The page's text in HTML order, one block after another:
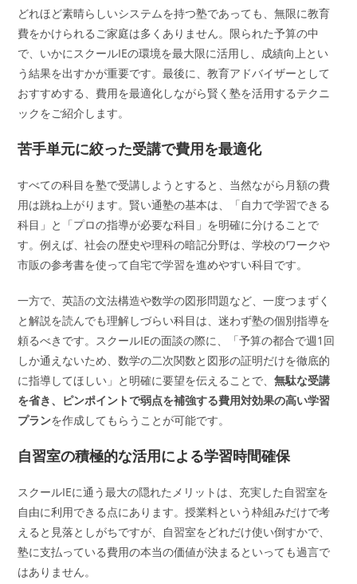
どれほど素晴らしいシステムを持つ塾であっても、無限に教育
費をかけられるご家庭は多くありません。限られた予算の中
で、いかにスクールIEの環境を最大限に活用し、成績向上とい
う結果を出すかが重要です。最後に、教育アドバイザーとして
おすすめする、費用を最適化しながら賢く塾を活用するテクニ
ックをご紹介します。
苦手単元に絞った受講で費用を最適化
すべての科目を塾で受講しようとすると、当然ながら月額の費
用は跳ね上がります。賢い通塾の基本は、「自力で学習できる
科目」と「プロの指導が必要な科目」を明確に分けることで
す。例えば、社会の歴史や理科の暗記分野は、学校のワークや
市販の参考書を使って自宅で学習を進めやすい科目です。
一方で、英語の文法構造や数学の図形問題など、一度つまずく
と解説を読んでも理解しづらい科目は、迷わず塾の個別指導を
頼るべきです。スクールIEの面談の際に、「予算の都合で週1回
しか通えないため、数学の二次関数と図形の証明だけを徹底的
に指導してほしい」と明確に要望を伝えることで、無駄な受講
を省き、ピンポイントで弱点を補強する費用対効果の高い学習
プランを作成してもらうことが可能です。
自習室の積極的な活用による学習時間確保
スクールIEに通う最大の隠れたメリットは、充実した自習室を
自由に利用できる点にあります。授業料という枠組みだけで考
えると見落としがちですが、自習室をどれだけ使い倒すかで、
塾に支払っている費用の本当の価値が決まるといっても過言で
はありません。